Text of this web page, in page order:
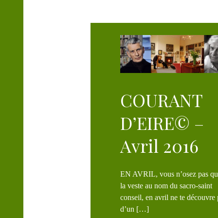
T
COURANT
D’EIRE© –
Avril 2016
EN AVRIL, vous n’osez pas quitter
la veste au nom du sacro-saint
conseil, en avril ne te découvre
d’un […]